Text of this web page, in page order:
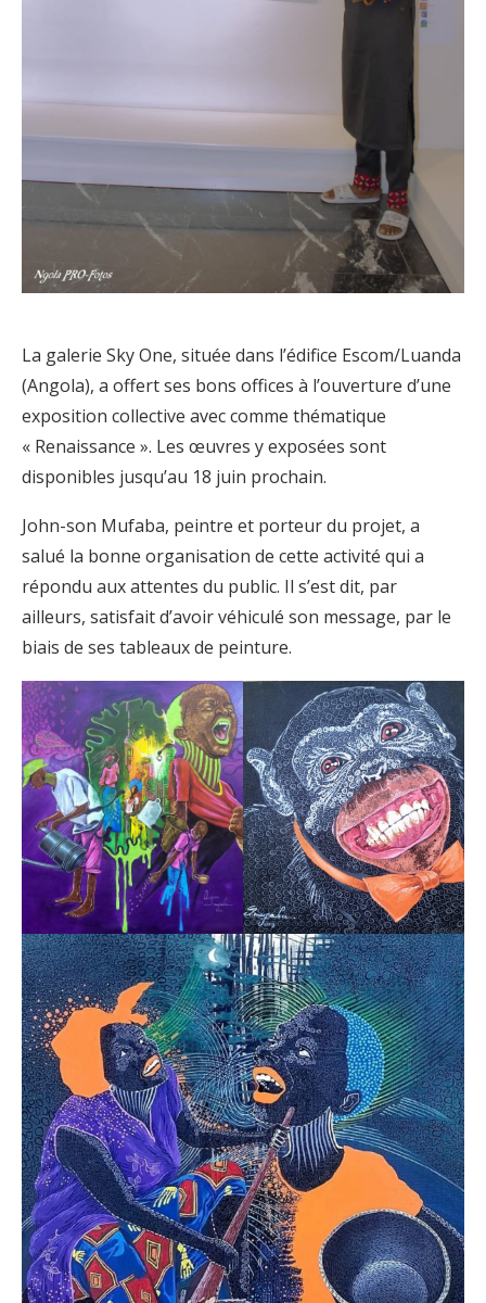
La galerie Sky One, située dans l’édifice Escom/Luanda
(Angola), a offert ses bons offices à l’ouverture d’une
exposition collective avec comme thématique
« Renaissance ». Les œuvres y exposées sont
disponibles jusqu’au 18 juin prochain.
John-son Mufaba, peintre et porteur du projet, a
salué la bonne organisation de cette activité qui a
répondu aux attentes du public. Il s’est dit, par
ailleurs, satisfait d’avoir véhiculé son message, par le
biais de ses tableaux de peinture.